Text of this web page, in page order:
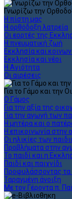
Γνωρίζω την
Η πίστη μας
Η ορθόδοξη λατρεία
Οι εορτές της
Η πνευματική ζωή
Εκκλησία και
Εκκλησία και νέοι
Η Αγιότητα
Οι αιρέσεις
Για το Γάμο και την
Ο Γάμος
Για την αξία της
Για την αγωγή των
Η μητέρα και ο
Η επικοινωνία στην
Οι ηλικίες των
Προβλήματα στην
Το παιδί και η
Παιδί και παιχνίδι
Προφυλάσσοντας τα
Ταραγμένη άνοιξη
Με τον Γέροντα π.